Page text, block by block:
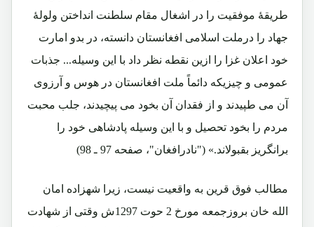
طریقۀ موفقیت را در اشغال مقام سلطنت انداختن ولولۀ
جهاد را درملت اسلامی افغانستان دانسته، در بدو امارت
خود اعلان غزا را ازین نقطه نظر داد با این وسیله... جذبات
عمومی و چیزیکه دائماً ملت افغانستان در هوس و آرزوی
آن می طپیدند و از فقدان آن بخود می پیچیدند، جلب محبت
مردم را بخود تحصیل و با این وسیله پادشاهی خود را
برانگریز بقبولاند.» ("نادرافغان"، صفحه 97 ـ 98)
مطالب فوق قرین به واقعیت نیست، زیرا شهزاده امان
الله خان بروزجمعه مورخ 2 حوت 1297ش وقتی از شهادت